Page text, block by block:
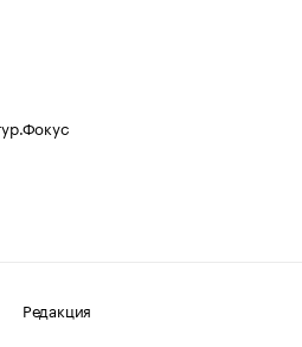
Редакция